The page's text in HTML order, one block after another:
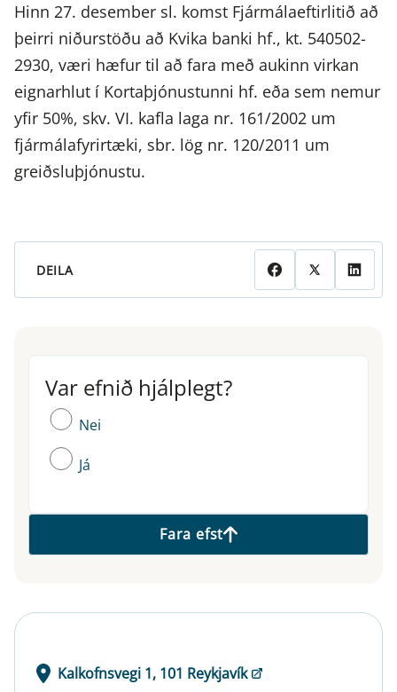
Hinn 27. desember sl. komst Fjármálaeftirlitið að
þeirri niðurstöðu að Kvika banki hf., kt. 540502-
2930, væri hæfur til að fara með aukinn virkan
eignarhlut í Kortaþjónustunni hf. eða sem nemur
yfir 50%, skv. VI. kafla laga nr. 161/2002 um
fjármálafyrirtæki, sbr. lög nr. 120/2011 um
greiðsluþjónustu.
DEILA
Var efnið hjálplegt?
Var efnið hjálplegt?
Nei
Já
Fara efst
Kalkofnsvegi 1, 101 Reykjavík